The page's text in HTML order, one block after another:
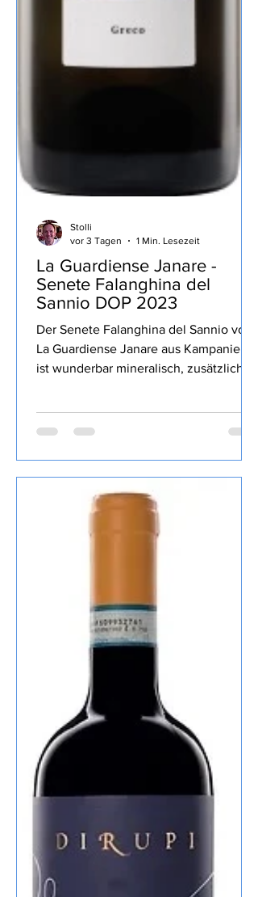
La Guardiense Janare -
Sannio DOP 2023
Der Senete Falanghina del Sannio von
Stolli
vor 3 Tagen
1 Min. Lesezeit